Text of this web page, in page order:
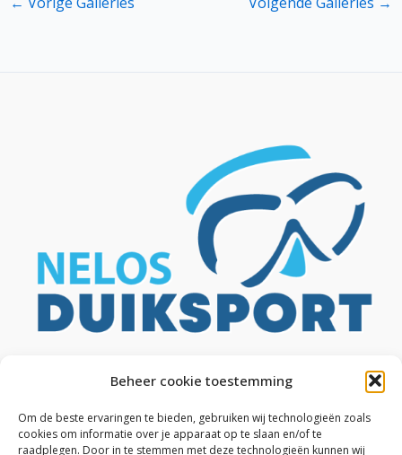
Beheer cookie toestemming
Om de beste ervaringen te bieden, gebruiken wij technologieën zoals
cookies om informatie over je apparaat op te slaan en/of te
raadplegen. Door in te stemmen met deze technologieën kunnen wij